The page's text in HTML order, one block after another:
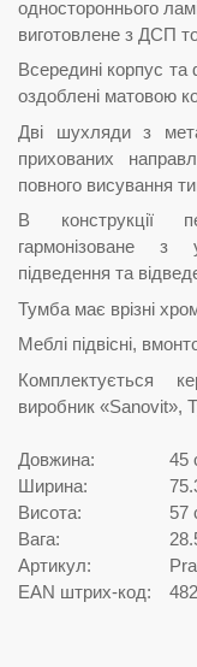
одностороннього
виготовлене з ДСП
Всередині корпус та
оздоблені матовою
Дві шухляди з
прихованих
повного висування
В конструкції
гармонізоване з
підведення та
Тумба має врізні
Меблі підвісні,
Комплектується
виробник «Sanovit»,
Довжина:
45
Ширина:
Висота:
57
Вага:
Артикул:
EAN штрих-код: